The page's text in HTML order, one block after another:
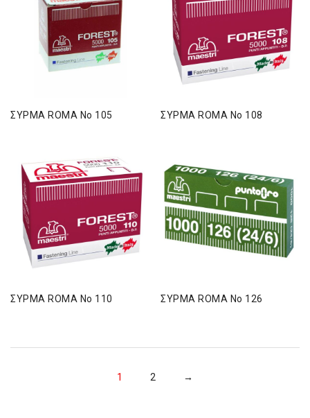
ΣΥΡΜΑ ROMA Νο 105 ΣΥΡΜΑ ROMA Νο 108
ΣΥΡΜΑ ROMA Νο 110 ΣΥΡΜΑ ROMA Νο 126
1 2 →